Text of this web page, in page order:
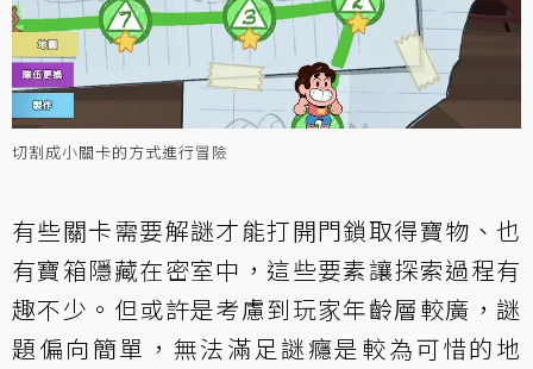
切割成小關卡的方式進行冒險
有些關卡需要解謎才能打開門鎖取得寶物、也
有寶箱隱藏在密室中，這些要素讓探索過程有
趣不少。但或許是考慮到玩家年齡層較廣，謎
題偏向簡單，無法滿足謎癮是較為可惜的地